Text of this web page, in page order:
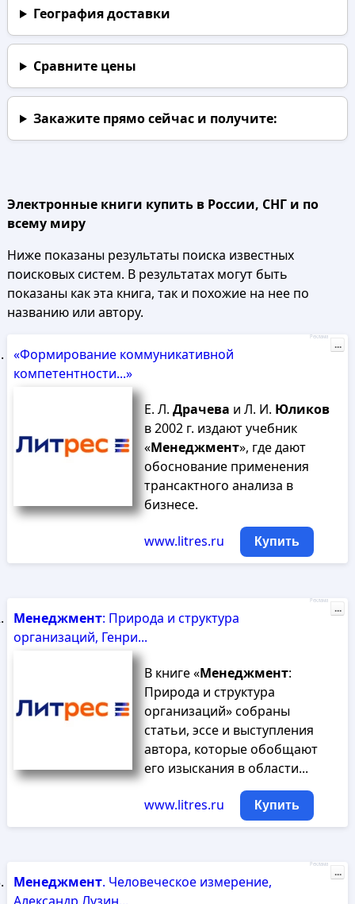
География доставки
Сравните цены
Закажите прямо сейчаси получите:
Электронные книги купить в России, СНГ и по
всему миру
Ниже показаны результаты поиска известных
поисковых систем. В результатах могут быть
показаны как эта книга, так и похожие на нее по
названию или автору.
«Формирование коммуникативной
компетентности...»
Е. Л. Драчева и Л. И. Юликов
в 2002 г. издают учебник
«Менеджмент», где дают
обоснование применения
трансактного анализа в
бизнесе.
www.litres.ru Купить
Реклама
...
Менеджмент: Природа и структура
организаций, Генри...
В книге «Менеджмент:
Природа и структура
организаций» собраны
статьи, эссе и выступления
автора, которые обобщают
его изыскания в области...
www.litres.ru Купить
Реклама
...
Менеджмент. Человеческое измерение,
Реклама
...